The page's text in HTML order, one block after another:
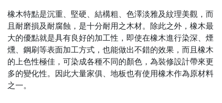
橡木特點是沉重、堅硬、結構粗、色澤淡雅及紋理美觀，而
且耐磨損及耐腐蝕，是十分耐用之木材。除此之外，橡木最
大的優點就是具有良好的加工性，即使在橡木進行染深、煙
燻、鋼刷等表面加工方式，也能做出不錯的效果，而且橡木
的上色性極佳，可染成各種不同的顏色，為裝修設計帶來更
多的變化性。因此大量家俱、地板也有使用橡木作為原材料
之一。